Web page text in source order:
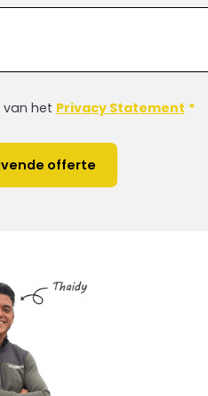
van het Privacy Statement *
offerte